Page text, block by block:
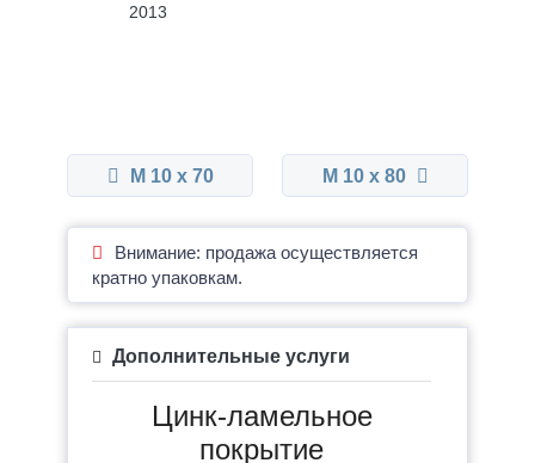
2013
М 10 x 70 М 10 x 80
Внимание: продажа осуществляется
кратно упаковкам.
Дополнительные услуги
Цинк-ламельное
покрытие